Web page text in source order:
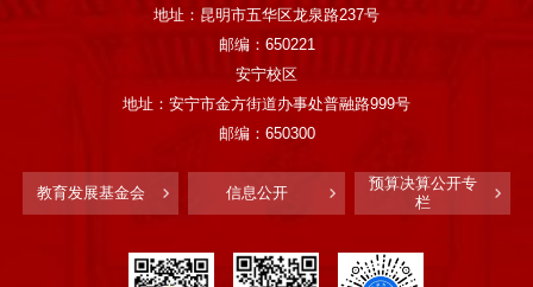
地址：昆明市五华区龙泉路237号
邮编：650221
安宁校区
地址：安宁市金方街道办事处普融路999号
邮编：650300
教育发展基金会 信息公开
预算决算公开专
栏